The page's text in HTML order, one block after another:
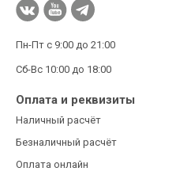
Пн-Пт с 9:00 до 21:00
Сб-Вс 10:00 до 18:00
Оплата и реквизиты
Наличный расчёт
Безналичный расчёт
Оплата онлайн